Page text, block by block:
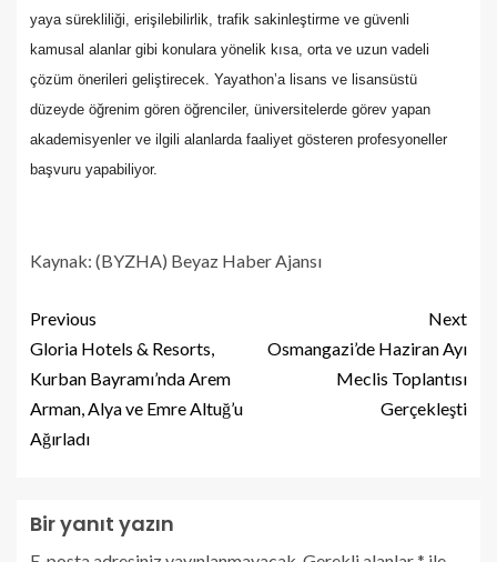
yaya sürekliliği, erişilebilirlik, trafik sakinleştirme ve güvenli
kamusal alanlar gibi konulara yönelik kısa, orta ve uzun vadeli
çözüm önerileri geliştirecek. Yayathon’a lisans ve lisansüstü
düzeyde öğrenim gören öğrenciler, üniversitelerde görev yapan
akademisyenler ve ilgili alanlarda faaliyet gösteren profesyoneller
başvuru yapabiliyor.
Kaynak: (BYZHA) Beyaz Haber Ajansı
Previous
Gloria Hotels & Resorts,
Kurban Bayramı’nda Arem
Arman, Alya ve Emre Altuğ’u
Ağırladı
Next
Osmangazi’de Haziran Ayı
Meclis Toplantısı
Gerçekleşti
Bir yanıt yazın